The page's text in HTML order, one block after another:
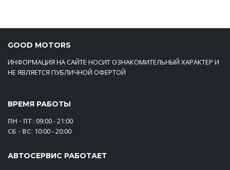
GOOD MOTORS
ИНФОРМАЦИЯ НА САЙТЕ НОСИТ ОЗНАКОМИТЕЛЬНЫЙ ХАРАКТЕР И
НЕ ЯВЛЯЕТСЯ ПУБЛИЧНОЙ ОФЕРТОЙ
ВРЕМЯ РАБОТЫ
ПН - ПТ: 09:00 - 21:00
СБ - ВС: 10:00 - 20:00
АВТОСЕРВИС РАБОТАЕТ